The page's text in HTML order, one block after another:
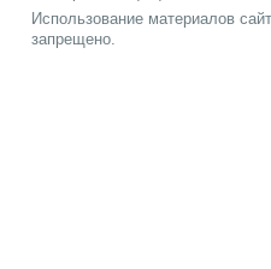
Использование материалов
запрещено.